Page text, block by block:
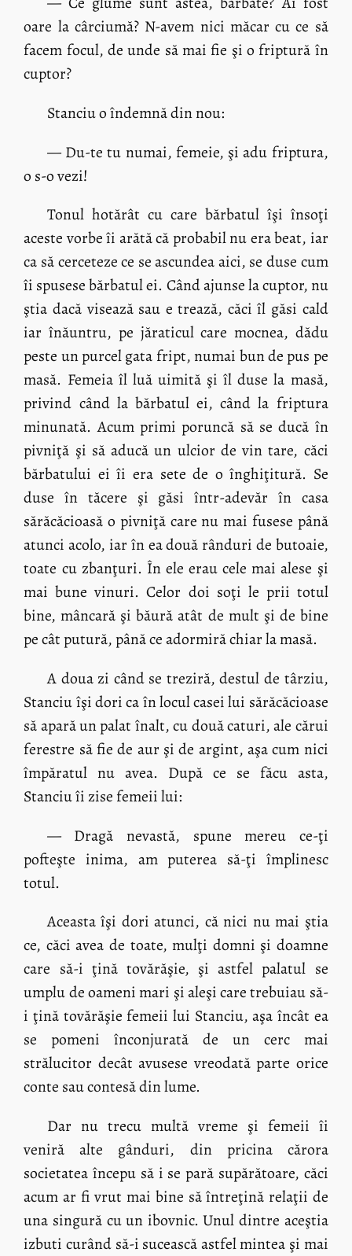
oare la cârciumă? N-avem nici măcar cu ce să
facem focul, de unde să mai fie şi o friptură în
cuptor?
Stanciu o îndemnă din nou:
— Du-te tu numai, femeie, şi adu friptura,
o s-o vezi!
Tonul hotărât cu care bărbatul îşi însoţi
aceste vorbe îi arătă că probabil nu era beat, iar
ca să cerceteze ce se ascundea aici, se duse cum
îi spusese bărbatul ei. Când ajunse la cuptor, nu
ştia dacă visează sau e trează, căci îl găsi cald
iar înăuntru, pe jăraticul care mocnea, dădu
peste un purcel gata fript, numai bun de pus pe
masă. Femeia îl luă uimită şi îl duse la masă,
privind când la bărbatul ei, când la friptura
minunată. Acum primi poruncă să se ducă în
pivniţă şi să aducă un ulcior de vin tare, căci
bărbatului ei îi era sete de o înghiţitură. Se
duse în tăcere şi găsi într-adevăr în casa
sărăcăcioasă o pivniţă care nu mai fusese până
atunci acolo, iar în ea două rânduri de butoaie,
toate cu zbanţuri. În ele erau cele mai alese şi
mai bune vinuri. Celor doi soţi le prii totul
bine, mâncară şi băură atât de mult şi de bine
pe cât putură, până ce adormiră chiar la masă.
A doua zi când se treziră, destul de târziu,
Stanciu îşi dori ca în locul casei lui sărăcăcioase
să apară un palat înalt, cu două caturi, ale cărui
ferestre să fie de aur şi de argint, aşa cum nici
împăratul nu avea. După ce se făcu asta,
Stanciu îi zise femeii lui:
— Dragă nevastă, spune mereu ce-ţi
pofteşte inima, am puterea să-ţi împlinesc
totul.
Aceasta îşi dori atunci, că nici nu mai ştia
ce, căci avea de toate, mulţi domni şi doamne
care să-i ţină tovărăşie, şi astfel palatul se
umplu de oameni mari şi aleşi care trebuiau să-
i ţină tovărăşie femeii lui Stanciu, aşa încât ea
se pomeni înconjurată de un cerc mai
strălucitor decât avusese vreodată parte orice
conte sau contesă din lume.
Dar nu trecu multă vreme şi femeii îi
veniră alte gânduri, din pricina cărora
societatea începu să i se pară supărătoare, căci
acum ar fi vrut mai bine să întreţină relaţii de
una singură cu un ibovnic. Unul dintre aceştia
izbuti curând să-i sucească astfel mintea şi mai